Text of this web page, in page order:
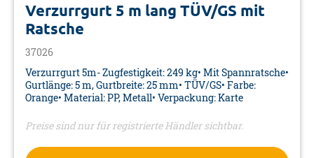
Verzurrgurt 5 m lang TÜV/GS mit
Ratsche
37026
Verzurrgurt 5m- Zugfestigkeit: 249 kg• Mit Spannratsche•
Gurtlänge: 5 m, Gurtbreite: 25 mm• TÜV/GS• Farbe:
Orange• Material: PP, Metall• Verpackung: Karte
Preise sind nur für registrierte Händler sichtbar.